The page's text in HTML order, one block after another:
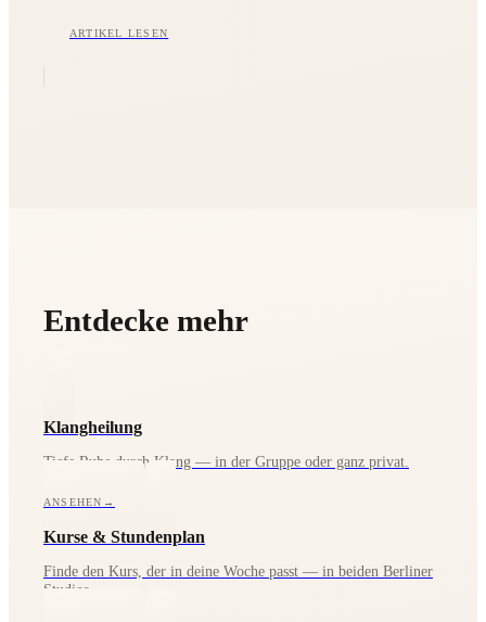
ARTIKEL LESEN
Entdecke mehr
Klangheilung
Tiefe Ruhe durch Klang — in der Gruppe oder ganz privat.
ANSEHEN →
Kurse & Stundenplan
Finde den Kurs, der in deine Woche passt — in beiden Berliner
Studios.